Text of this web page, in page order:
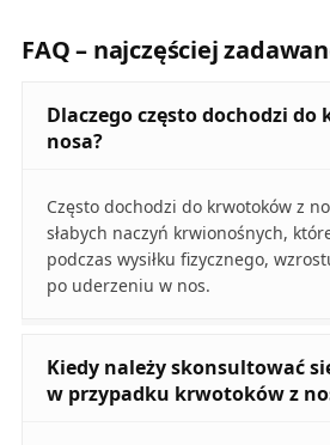
FAQ – najczęściej
Dlaczego często dochodzi
nosa?
Często dochodzi do krwotoków z
słabych naczyń krwionośnych,
podczas wysiłku fizycznego,
po uderzeniu w nos.
Kiedy należy skonsultować
w przypadku krwotoków z